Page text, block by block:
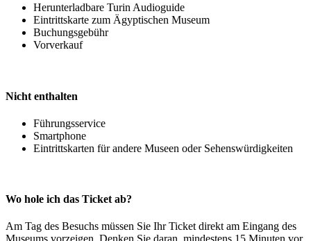
Herunterladbare Turin Audioguide
Eintrittskarte zum Ägyptischen Museum
Buchungsgebühr
Vorverkauf
Nicht enthalten
Führungsservice
Smartphone
Eintrittskarten für andere Museen oder Sehenswürdigkeiten
Wo hole ich das Ticket ab?
Am Tag des Besuchs müssen Sie Ihr Ticket direkt am Eingang des